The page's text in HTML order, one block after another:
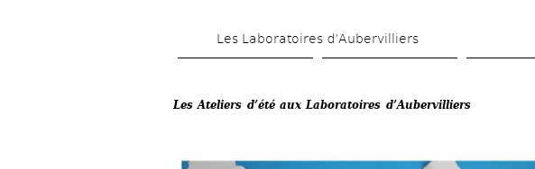
Les Laboratoires d’Aubervilliers
Les Ateliers d’été aux Laboratoires d’Aubervilliers